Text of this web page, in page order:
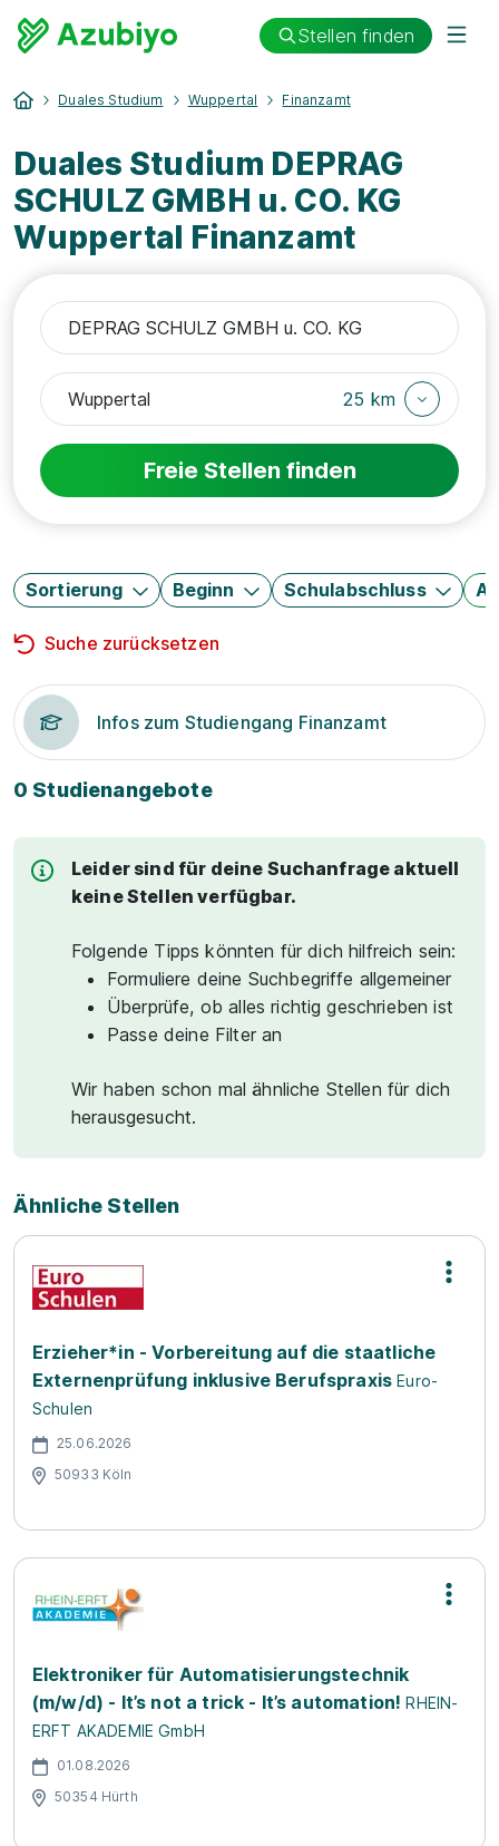
Stellen finden
Duales Studium Wuppertal Finanzamt
Duales Studium DEPRAG
SCHULZ GMBH u. CO. KG
Wuppertal Finanzamt
25 km
Freie Stellen finden
Sortierung Beginn Schulabschluss
Suche zurücksetzen
Infos zum Studiengang Finanzamt
0 Studienangebote
Leider sind für deine Suchanfrage aktuell
keine Stellen verfügbar.
Folgende Tipps könnten für dich hilfreich sein:
Formuliere deine Suchbegriffe allgemeiner
Überprüfe, ob alles richtig geschrieben ist
Passe deine Filter an
Wir haben schon mal ähnliche Stellen für dich
herausgesucht.
Ähnliche Stellen
Erzieher*in - Vorbereitung auf die staatliche
Externenprüfung inklusive Berufspraxis Euro-
Schulen
25.06.2026
50933 Köln
Elektroniker für Automatisierungstechnik
(m/w/d) - It’s not a trick - It’s automation! RHEIN-
ERFT AKADEMIE GmbH
01.08.2026
50354 Hürth